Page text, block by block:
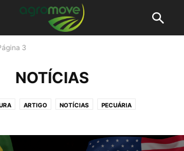
3
NOTÍCIAS
ARTIGO NOTÍCIAS PECUÁRIA